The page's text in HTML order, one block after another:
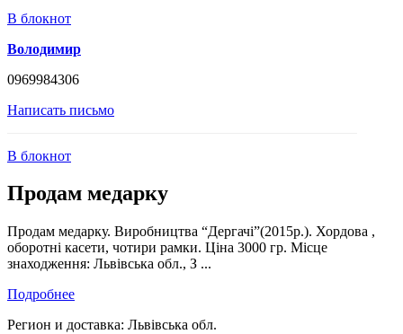
В блокнот
Володимир
0969984306
Написать письмо
В блокнот
Продам медарку
Продам медарку. Виробництва “Дергачі”(2015р.). Хордова ,
оборотні касети, чотири рамки. Ціна 3000 гр. Місце
знаходження: Львівська обл., З ...
Подробнее
Регион и доставка: Львівська обл.